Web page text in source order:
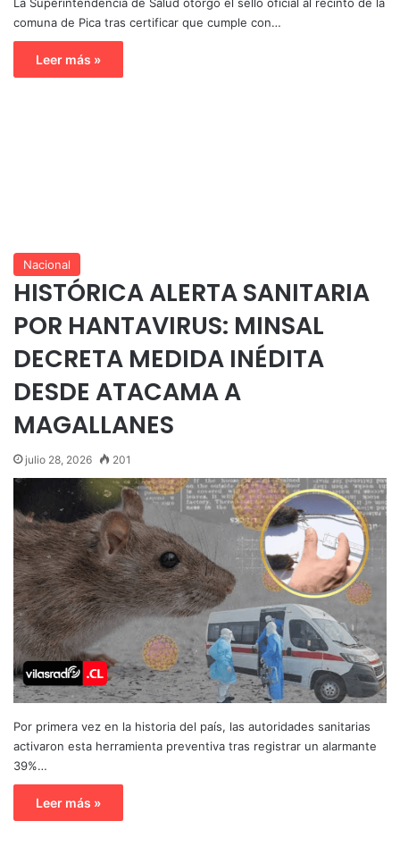
comuna de Pica tras certificar que cumple con…
Leer más »
Nacional
HISTÓRICA ALERTA SANITARIA
POR HANTAVIRUS: MINSAL
DECRETA MEDIDA INÉDITA
DESDE ATACAMA A
MAGALLANES
julio 28, 2026 201
Por primera vez en la historia del país, las autoridades sanitarias
activaron esta herramienta preventiva tras registrar un alarmante
39%…
Leer más »